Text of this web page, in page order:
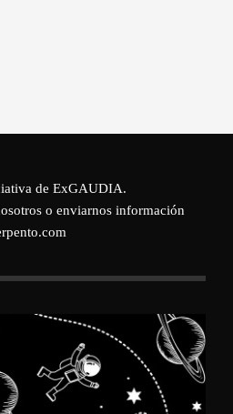
de ExGAUDIA.
o enviarnos información